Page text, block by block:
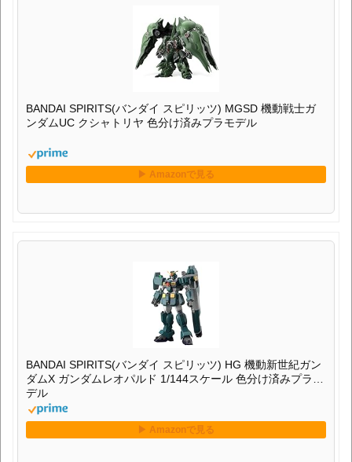
BANDAI SPIRITS(バンダイ スピリッツ) MGSD 機動戦士ガ
ンダムUC クシャトリヤ 色分け済みプラモデル
BANDAI SPIRITS(バンダイ スピリッツ) HG 機動新世紀ガン
ダムX ガンダムレオパルド 1/144スケール 色分け済みプラモ
デル